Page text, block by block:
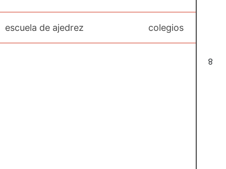
8
escuela de ajedrez colegios